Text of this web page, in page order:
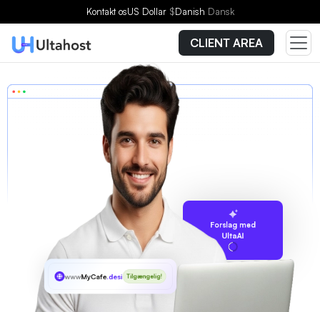
Kontakt osUS Dollar $Danish Dansk
CLIENT AREA
Forslag med
UltaAI
wwwMyCafe.desi Tilgængelig!